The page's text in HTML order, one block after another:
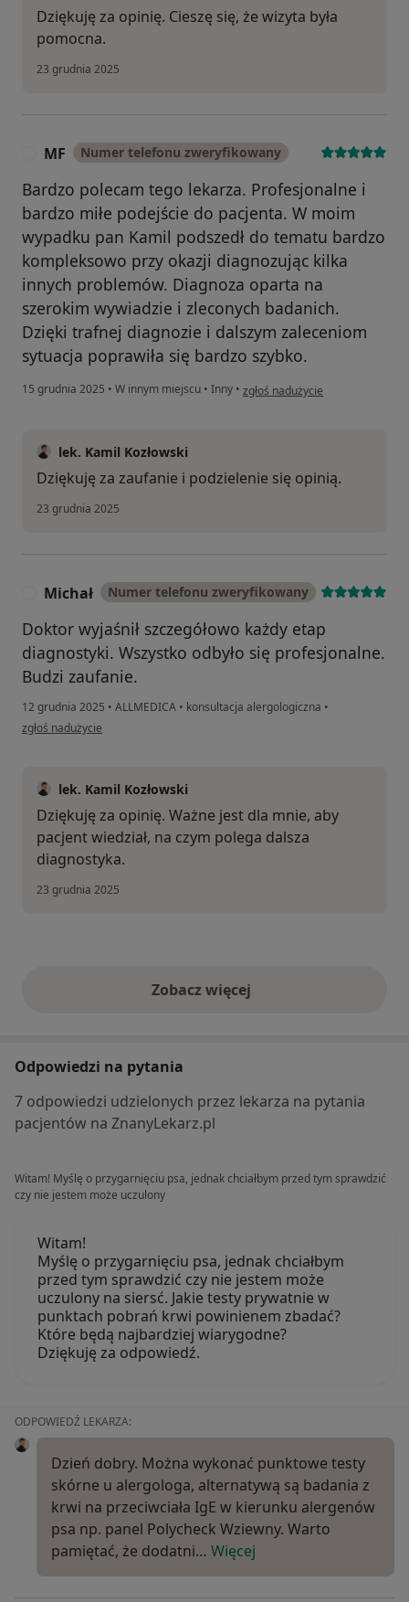
Dziękuję za opinię. Cieszę się, że wizyta była
pomocna.
23 grudnia 2025
MF Numer telefonu zweryfikowany
Bardzo polecam tego lekarza. Profesjonalne i
bardzo miłe podejście do pacjenta. W moim
wypadku pan Kamil podszedł do tematu bardzo
kompleksowo przy okazji diagnozując kilka
innych problemów. Diagnoza oparta na
szerokim wywiadzie i zleconych badanich.
Dzięki trafnej diagnozie i dalszym zaleceniom
sytuacja poprawiła się bardzo szybko.
15 grudnia 2025 • W innym miejscu • Inny • w opinii użytkownika MF
zgłoś nadużycie
lek. Kamil Kozłowski
Dziękuję za zaufanie i podzielenie się opinią.
23 grudnia 2025
Michał Numer telefonu zweryfikowany
Doktor wyjaśnił szczegółowo każdy etap
diagnostyki. Wszystko odbyło się profesjonalne.
Budzi zaufanie.
12 grudnia 2025 • ALLMEDICA • konsultacja alergologiczna •
w opinii użytkownika Michał
zgłoś nadużycie
lek. Kamil Kozłowski
Dziękuję za opinię. Ważne jest dla mnie, aby
pacjent wiedział, na czym polega dalsza
diagnostyka.
23 grudnia 2025
Zobacz więcejopinie powyżej
Odpowiedzi na pytania
7 odpowiedzi udzielonych przez lekarza na pytania
pacjentów na ZnanyLekarz.pl
Witam! Myślę o przygarnięciu psa, jednak chciałbym przed tym sprawdzić
czy nie jestem może uczulony
Witam!
Myślę o przygarnięciu psa, jednak chciałbym
przed tym sprawdzić czy nie jestem może
uczulony na siersć. Jakie testy prywatnie w
punktach pobrań krwi powinienem zbadać?
Które będą najbardziej wiarygodne?
Dziękuję za odpowiedź.
ODPOWIEDŹ LEKARZA:
Dzień dobry. Można wykonać punktowe testy
skórne u alergologa, alternatywą są badania z
krwi na przeciwciała IgE w kierunku alergenów
psa np. panel Polycheck Wziewny. Warto
pamiętać, że dodatni… Więcej